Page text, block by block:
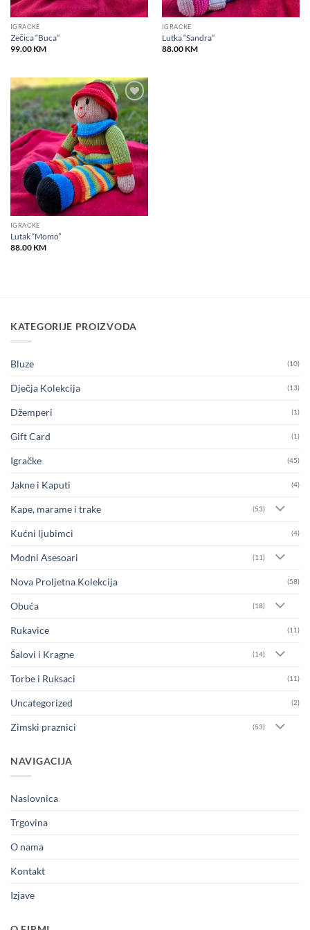
IGRAČKE
Zečica “Buca”
99.00 KM
IGRAČKE
Lutka “Sandra”
88.00 KM
Add to
wishlist
IGRAČKE
Lutak “Momo”
88.00 KM
KATEGORIJE PROIZVODA
Bluze (10)
Dječja Kolekcija (13)
Džemperi (1)
Gift Card (1)
Igračke (45)
Jakne i Kaputi (4)
Kape, marame i trake (53)
Kućni ljubimci (4)
Modni Asesoari (11)
Nova Proljetna Kolekcija (58)
Obuća (18)
Rukavice (11)
Šalovi i Kragne (14)
Torbe i Ruksaci (11)
Uncategorized (2)
Zimski praznici (53)
NAVIGACIJA
Naslovnica
Trgovina
O nama
Kontakt
Izjave